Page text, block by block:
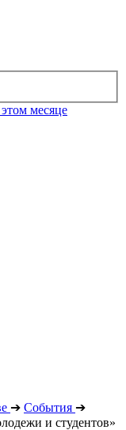
месяце
➔ События ➔
и студентов»